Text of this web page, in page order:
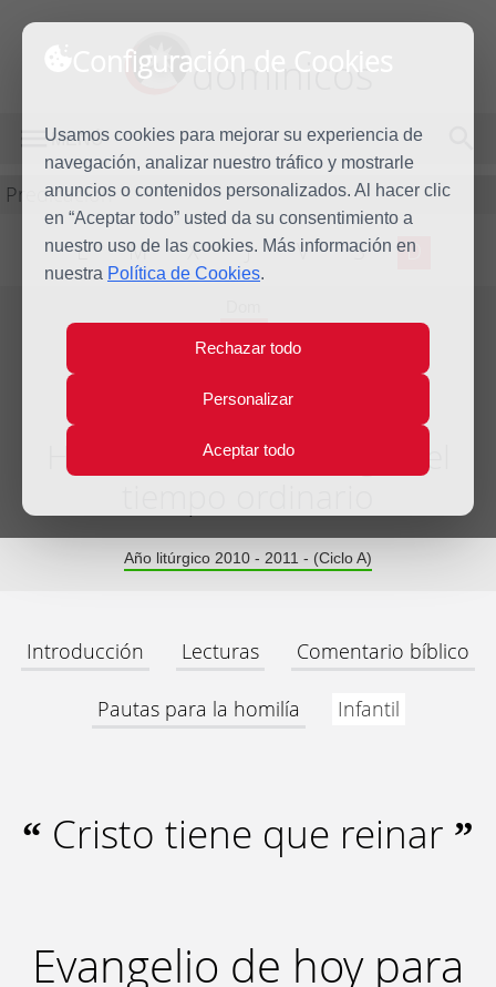
Configuración de Cookies
Usamos cookies para mejorar su experiencia de
navegación, analizar nuestro tráfico y mostrarle
anuncios o contenidos personalizados. Al hacer clic
en “Aceptar todo” usted da su consentimiento a
nuestro uso de las cookies. Más información en
nuestra Política de Cookies.
Rechazar todo
Personalizar
Aceptar todo
dominicos
MENÚ
Predicación
L M X J V S D
20
Nov
Homilía XXXIV Domingo del
Año litúrgico 2010 - 2011 - (Ciclo A)
Introducción Lecturas Comentario bíblico
Pautas para la homilía Infantil
“ Cristo tiene que reinar ”
Evangelio de hoy para